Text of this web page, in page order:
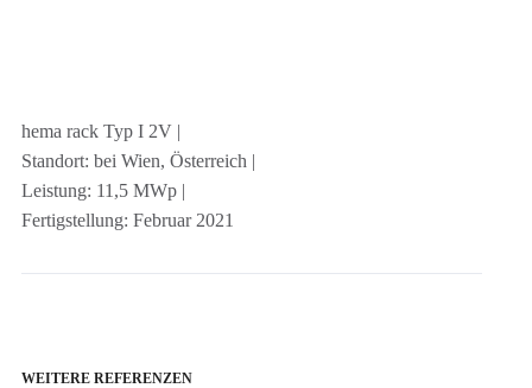
hema rack Typ I 2V |
Standort: bei Wien, Österreich |
Leistung: 11,5 MWp |
Fertigstellung: Februar 2021
WEITERE REFERENZEN